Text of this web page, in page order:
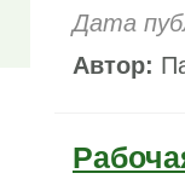
Дата
Автор: